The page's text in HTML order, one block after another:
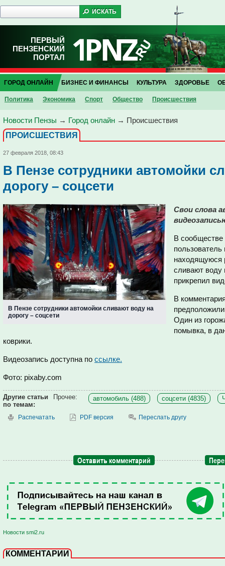
ПЕРВЫЙ
ПЕНЗЕНСКИЙ
ПОРТАЛ
ГОРОД ОНЛАЙН
Политика Экономика Спорт Общество Проиcшествия
БИЗНЕС И ФИНАНСЫ КУЛЬТУРА ЗДОРОВЬЕ
Новости Пензы → Город онлайн → Проиcшествия
ПРОИCШЕСТВИЯ
27 февраля 2018, 08:43
В Пензе сотрудники автомойки
дорогу – соцсети
В Пензе сотрудники автомойки сливают воду на
дорогу – соцсети
Свои слова
В сообществе
находящуюся
сливают воду
прикрепил
В
Один из
помывка, в
коврики.
Видеозапись доступна по ссылке.
Фото: pixaby.com
Другие статьи
по темам:
Прочее: автомобиль (488) соцсети (4835)
Распечатать PDF версия Переслать другу
Оставить комментарий
Новости smi2.ru
КОММЕНТАРИИ